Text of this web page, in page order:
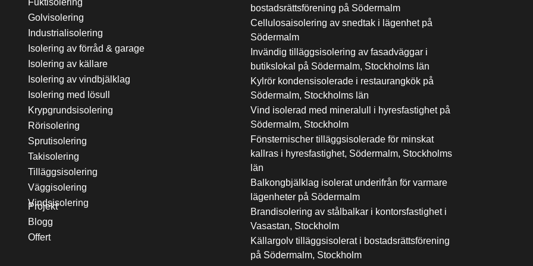
Golvisolering
Industrialisolering
Isolering av förråd & garage
Isolering av källare
Isolering av vindbjälklag
Isolering med lösull
Krypgrundsisolering
Rörisolering
Sprutisolering
Takisolering
Tilläggsisolering
Väggisolering
Vindsisolering
Projekt
Blogg
Offert
bostadsrättsförening på Södermalm
Cellulosaisolering av snedtak i lägenhet på
Södermalm
Invändig tilläggsisolering av fasadväggar i
butikslokal på Södermalm, Stockholms län
Kylrör kondensisolerade i restaurangkök på
Södermalm, Stockholms län
Vind isolerad med mineralull i hyresfastighet på
Södermalm, Stockholm
Fönsternischer tilläggsisolerade för minskat
kallras i hyresfastighet, Södermalm, Stockholms
län
Balkongbjälklag isolerat underifrån för varmare
lägenheter på Södermalm
Brandisolering av stålbalkar i kontorsfastighet i
Vasastan, Stockholm
Källargolv tilläggsisolerat i bostadsrättsförening
på Södermalm, Stockholm